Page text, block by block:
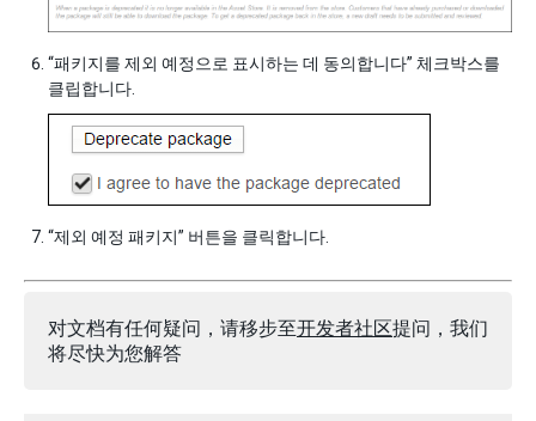
“패키지를 제외 예정으로 표시하는 데 동의합니다” 체크박스를
클립합니다.
“제외 예정 패키지” 버튼을 클릭합니다.
对文档有任何疑问，请移步至开发者社区提问，我们
将尽快为您解答